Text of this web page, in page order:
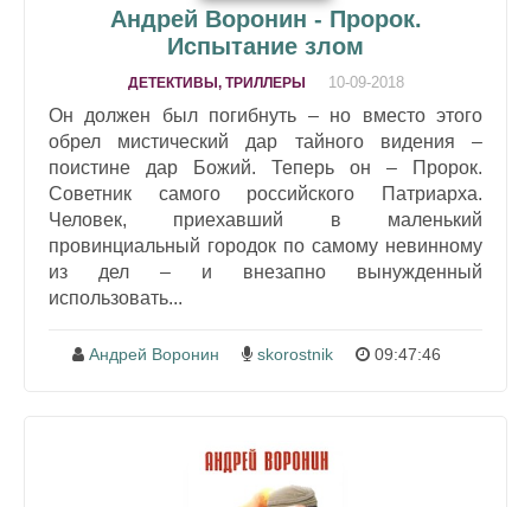
Андрей Воронин - Пророк.
Испытание злом
ДЕТЕКТИВЫ, ТРИЛЛЕРЫ 10-09-2018
Он должен был погибнуть – но вместо этого
обрел мистический дар тайного видения –
поистине дар Божий. Теперь он – Пророк.
Советник самого российского Патриарха.
Человек, приехавший в маленький
провинциальный городок по самому невинному
из дел – и внезапно вынужденный
использовать...
Андрей Воронин skorostnik 09:47:46